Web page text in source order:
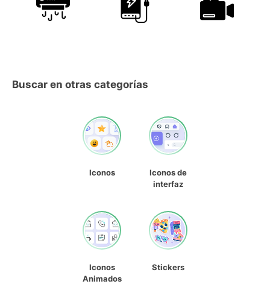
Buscar en otras categorías
Iconos
Iconos de
interfaz
Iconos
Animados
Stickers